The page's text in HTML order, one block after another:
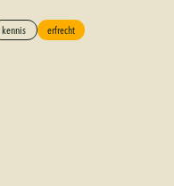
kennis erfrecht